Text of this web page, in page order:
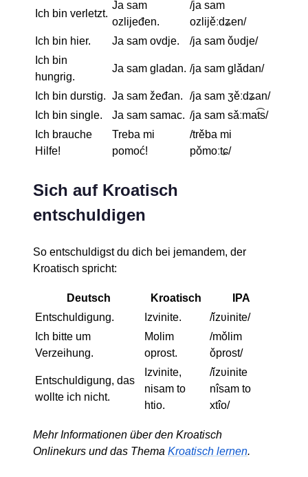
Ich bin verletzt.
Ja sam
ozlijeđen.
/ja sam
ozlijěːdʑen/
Ich bin hier.
Ja sam ovdje.
/ja sam ǒʋdje/
Ich bin
hungrig.
Ja sam gladan. /ja sam ɡlǎdan/
Ich bin durstig. Ja sam žeđan.
/ja sam ʒěːdʑan/
Ich bin single.
Ja sam samac. /ja sam sǎːmat͡s/
Ich brauche
Hilfe!
Treba mi
pomoć!
/trěba mi
pǒmoːtɕ/
Sich auf Kroatisch
entschuldigen
So entschuldigst du dich bei jemandem, der
Kroatisch spricht:
Deutsch Kroatisch
IPA
Entschuldigung.
Izvinite.
/ǐzʋinite/
Ich bitte um
Verzeihung.
Molim
oprost.
/mǒlim
ǒprost/
Entschuldigung, das
wollte ich nicht.
Izvinite,
nisam to
htio.
/ǐzʋinite
nîsam to
xtîo/
Mehr Informationen über den Kroatisch
Onlinekurs und das Thema Kroatisch lernen.